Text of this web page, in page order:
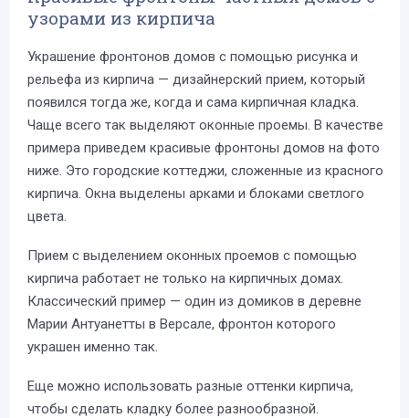
узорами из кирпича
Украшение фронтонов домов с помощью рисунка и
рельефа из кирпича — дизайнерский прием, который
появился тогда же, когда и сама кирпичная кладка.
Чаще всего так выделяют оконные проемы. В качестве
примера приведем красивые фронтоны домов на фото
ниже. Это городские коттеджи, сложенные из красного
кирпича. Окна выделены арками и блоками светлого
цвета.
Прием с выделением оконных проемов с помощью
кирпича работает не только на кирпичных домах.
Классический пример — один из домиков в деревне
Марии Антуанетты в Версале, фронтон которого
украшен именно так.
Еще можно использовать разные оттенки кирпича,
чтобы сделать кладку более разнообразной.